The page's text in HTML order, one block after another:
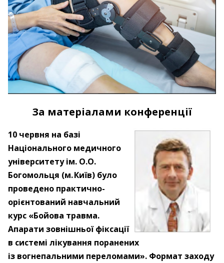
За матеріалами конференції
10 червня на базі
Національного медичного
університету ім. О.О.
Богомольця (м. Київ) було
проведено практично-
орієнтований навчальний
курс «Бойова травма.
Апарати зовнішньої фіксації
в системі лікування поранених
із вогнепальними переломами». Формат заходу